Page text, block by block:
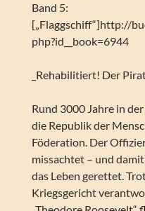
Band 5:
[„Flaggschiff“]http://
php?id__book=6944
_Rehabilitiert! Der
Rund 3000 Jahre in
die Republik der
Föderation. Der
missachtet – und
das Leben gerettet.
Kriegsgericht